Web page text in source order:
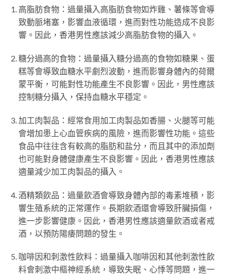
高脂肪食物：過量攝入高脂肪食物如炸雞、薯條等會導
致動脈堵塞，影響血液循環，進而對性功能造成不良影
響。因此，香港男性應該減少高脂肪食物的攝入。
糖分過高的食物：過量攝入糖分過高的食物如糖果、蛋
糕等會導致血糖水平劇烈波動，進而影響身體內的荷爾
蒙平衡，可能對性功能產生不良影響。因此，男性應該
控制糖分攝入，保持血糖水平穩定。
加工肉製品：經常食用加工肉製品如香腸、火腿等可能
會增加患上心血管疾病的風險，進而影響性功能。這些
食品中往往含有較高的脂肪和盐分，而且其中的添加劑
也可能對身體健康產生不良影響。因此，香港男性應該
適量減少加工肉製品的攝入。
酒精類飲品：過量飲酒會導致身體內部的毒素堆積，影
響生殖系統的正常運作。長期飲酒還會導致肝臟損傷，
進一步影響健康。因此，香港男性應該適量飲酒或者戒
酒，以預防陽痿問題的發生。
咖啡因和刺激性飲料：過量攝入咖啡因和其他刺激性飲
料會刺激中樞神經系統，導致失眠、心悸等問題，進一